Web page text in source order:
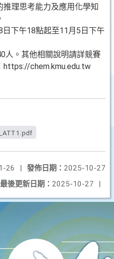
理思考能力及應用化學知
下午18點起至11月5日下午
人。其他相關說明請詳競賽
https://chem.kmu.edu.tw
發佈日期： 2025-10-27
26
|
最後更新日期： 2025-10-27 |